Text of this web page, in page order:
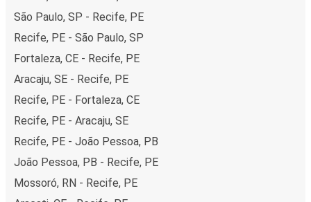
ideais para quem quer chegar mais rápido.
Serviços de transporte por aplicativo:
táxis tradicionais, serviços como o Uber são bastante
utilizados em Recife e oferecem uma alternativa mais
Com tantas opções de transporte, chegar ao seu ponto
Chegada em Fortaleza
No desembarque da FlixBus em Fortaleza, você tem
várias opções de transporte para chegar à sua
São Paulo, SP - Recife, PE
Recife, PE - São Paulo, SP
Fortaleza, CE - Recife, PE
Aracaju, SE - Recife, PE
Recife, PE - Fortaleza, CE
Recife, PE - Aracaju, SE
Recife, PE - João Pessoa, PB
João Pessoa, PB - Recife, PE
Mossoró, RN - Recife, PE